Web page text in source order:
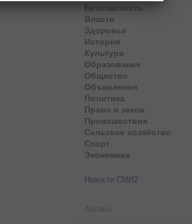
Безопасность
Власти
Здоровье
История
Культура
Образование
Общество
Объявления
Политика
Право и закон
Происшествия
Сельское хозяйство
Спорт
Экономика
Новости СМИ2
Архивы